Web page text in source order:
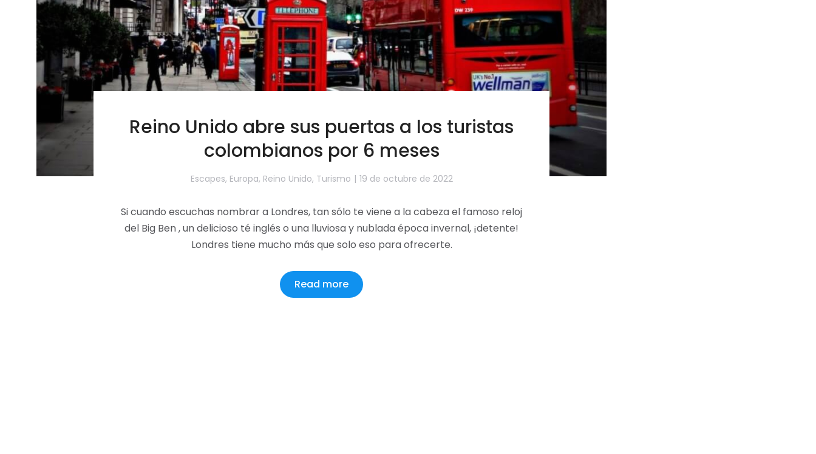
Reino Unido abre sus puertas a los turistas
colombianos por 6 meses
Escapes, Europa, Reino Unido, Turismo 19 de octubre de 2022
Si cuando escuchas nombrar a Londres, tan sólo te viene a la cabeza el famoso reloj
del Big Ben , un delicioso té inglés o una lluviosa y nublada época invernal, ¡detente!
Londres tiene mucho más que solo eso para ofrecerte.
Read more